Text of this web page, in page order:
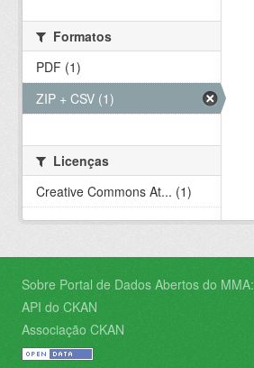
Formatos
PDF (1)
ZIP + CSV (1)
Licenças
Creative Commons At... (1)
Sobre Portal de Dados Abertos do MMA:
API do CKAN
Associação CKAN